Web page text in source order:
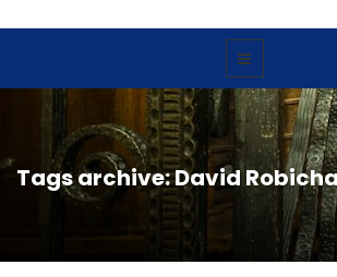
Tags archive: David